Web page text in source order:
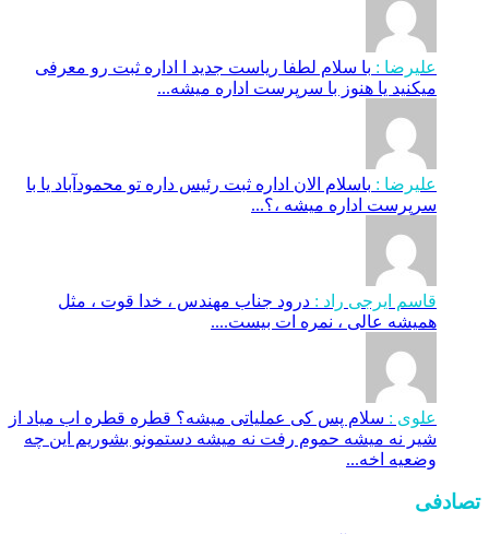
علیرضا : با سلام لطفا ریاست جدید ا اداره ثبت‌ رو معرفی
میکنید یا هنوز با سرپرست اداره‌ میشه...
علیرضا : باسلام الان اداره ثبت رئیس داره تو محمودآباد یا با
سرپرست اداره میشه ،؟...
قاسم ایرجی راد : درود جناب مهندس ، خدا قوت ، مثل
همیشه عالی ، نمره ات بیست....
علوی : سلام پس کی عملیاتی میشه؟ قطره قطره اب میاد از
شیر نه میشه حموم رفت نه میشه دستمونو بشوریم این چه
وضعیه اخه...
تصادفی